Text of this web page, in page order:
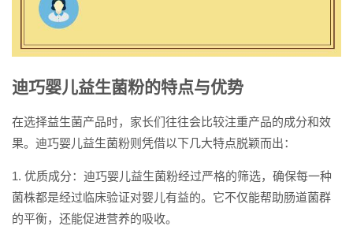
迪巧婴儿益生菌粉的特点与优势
在选择益生菌产品时，家长们往往会比较注重产品的成分和效
果。迪巧婴儿益生菌粉则凭借以下几大特点脱颖而出：
1. 优质成分：迪巧婴儿益生菌粉经过严格的筛选，确保每一种
菌株都是经过临床验证对婴儿有益的。它不仅能帮助肠道菌群
的平衡，还能促进营养的吸收。